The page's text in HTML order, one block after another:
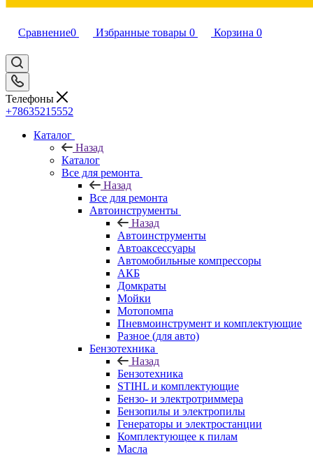
Сравнение0 Избранные товары 0 Корзина 0
Телефоны
+78635215552
Каталог
Назад
Каталог
Все для ремонта
Назад
Все для ремонта
Автоинструменты
Назад
Автоинструменты
Автоаксессуары
Автомобильные компрессоры
АКБ
Домкраты
Мойки
Мотопомпа
Пневмоинструмент и комплектующие
Разное (для авто)
Бензотехника
Назад
Бензотехника
STIHL и комплектующие
Бензо- и электротриммера
Бензопилы и электропилы
Генераторы и электростанции
Комплектующее к пилам
Масла